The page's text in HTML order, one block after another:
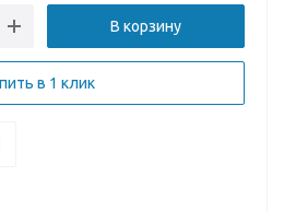
В корзину
в 1 клик